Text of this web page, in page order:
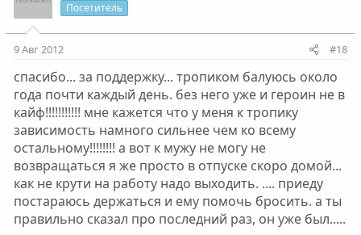
т
н
ы
й
г
о
л
о
с
т
н
ы
й
г
о
л
о
с
Посетитель
9 Авг 2012 #18
спасибо... за поддержку... тропиком балуюсь около
года почти каждый день. без него уже и героин не в
кайф!!!!!!!!!!! мне кажется что у меня к тропику
зависимость намного сильнее чем ко всему
остальному!!!!!!!! а вот к мужу не могу не
возвращаться я же просто в отпуске скоро домой...
как не крути на работу надо выходить. .... приеду
постараюсь держаться и ему помочь бросить. а ты
правильно сказал про последний раз, он уже был.....